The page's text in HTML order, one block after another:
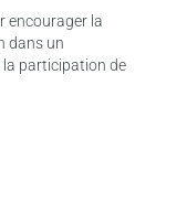
encourager la
dans un
la participation de